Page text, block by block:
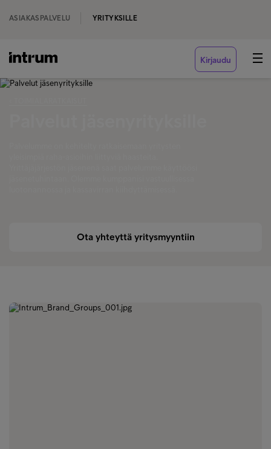
ASIAKASPALVELU YRITYKSILLE
Kirjaudu
Ota yhteyttä yritysmyyntiin